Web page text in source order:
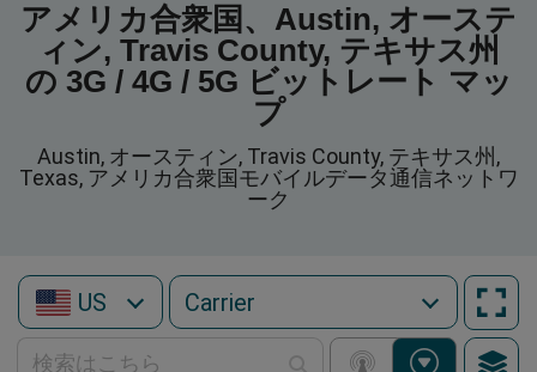
アメリカ合衆国、Austin, オーステ
ィン, Travis County, テキサス州
の 3G / 4G / 5G ビットレート マッ
プ
Austin, オースティン, Travis County, テキサス州,
Texas, アメリカ合衆国モバイルデータ通信ネットワ
ーク
US